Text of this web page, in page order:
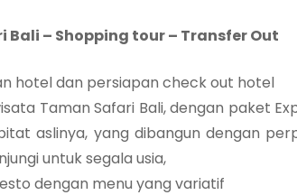
Bali – Shopping tour – Transfer Out
hotel dan persiapan check out hotel
Taman Safari Bali, dengan paket
aslinya, yang dibangun dengan
untuk segala usia,
dengan menu yang variatif